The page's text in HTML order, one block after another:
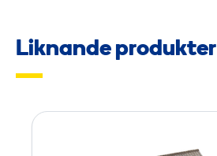
Liknande produkter